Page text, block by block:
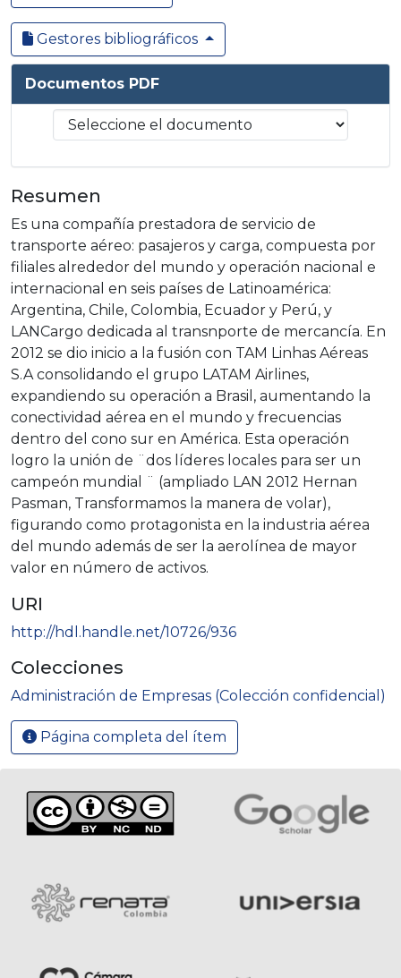
Gestores bibliográficos
Documentos PDF
Resumen
Es una compañía prestadora de servicio de
transporte aéreo: pasajeros y carga, compuesta por
filiales alrededor del mundo y operación nacional e
internacional en seis países de Latinoamérica:
Argentina, Chile, Colombia, Ecuador y Perú, y
LANCargo dedicada al transnporte de mercancía. En
2012 se dio inicio a la fusión con TAM Linhas Aéreas
S.A consolidando el grupo LATAM Airlines,
expandiendo su operación a Brasil, aumentando la
conectividad aérea en el mundo y frecuencias
dentro del cono sur en América. Esta operación
logro la unión de ¨dos líderes locales para ser un
campeón mundial ¨ (ampliado LAN 2012 Hernan
Pasman, Transformamos la manera de volar),
figurando como protagonista en la industria aérea
del mundo además de ser la aerolínea de mayor
valor en número de activos.
URI
http://hdl.handle.net/10726/936
Colecciones
Administración de Empresas (Colección confidencial)
Página completa del ítem